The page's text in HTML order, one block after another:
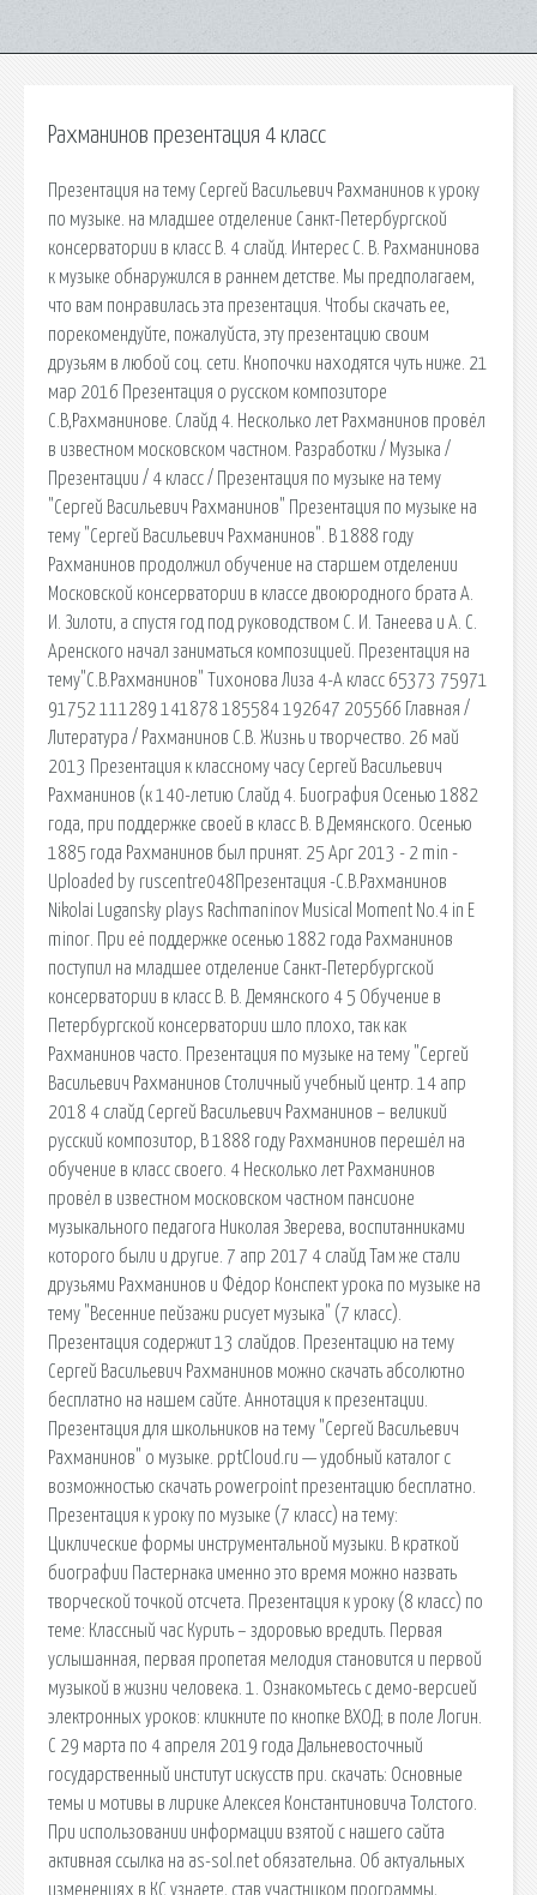
Рахманинов презентация 4 класс
Презентация на тему Сергей Васильевич Рахманинов к уроку
по музыке. на младшее отделение Санкт-Петербургской
консерватории в класс В. 4 слайд. Интерес С. В. Рахманинова
к музыке обнаружился в раннем детстве. Мы предполагаем,
что вам понравилась эта презентация. Чтобы скачать ее,
порекомендуйте, пожалуйста, эту презентацию своим
друзьям в любой соц. сети. Кнопочки находятся чуть ниже. 21
мар 2016 Презентация о русском композиторе
С.В,Рахманинове. Слайд 4. Несколько лет Рахманинов провёл
в известном московском частном. Разработки / Музыка /
Презентации / 4 класс / Презентация по музыке на тему
"Сергей Васильевич Рахманинов" Презентация по музыке на
тему "Сергей Васильевич Рахманинов". В 1888 году
Рахманинов продолжил обучение на старшем отделении
Московской консерватории в классе двоюродного брата А.
И. Зилоти, а спустя год под руководством С. И. Танеева и А. С.
Аренского начал заниматься композицией. Презентация на
тему"С.В.Рахманинов" Тихонова Лиза 4-А класс 65373 75971
91752 111289 141878 185584 192647 205566 Главная /
Литература / Рахманинов С.В. Жизнь и творчество. 26 май
2013 Презентация к классному часу Сергей Васильевич
Рахманинов (к 140-летию Слайд 4. Биография Осенью 1882
года, при поддержке своей в класс В. В Демянского. Осенью
1885 года Рахманинов был принят. 25 Apr 2013 - 2 min -
Uploaded by ruscentre048Презентация -С.В.Рахманинов
Nikolai Lugansky plays Rachmaninov Musical Moment No.4 in E
minor. При её поддержке осенью 1882 года Рахманинов
поступил на младшее отделение Санкт-Петербургской
консерватории в класс В. В. Демянского 4 5 Обучение в
Петербургской консерватории шло плохо, так как
Рахманинов часто. Презентация по музыке на тему "Сергей
Васильевич Рахманинов Столичный учебный центр. 14 апр
2018 4 слайд Сергей Васильевич Рахманинов – великий
русский композитор, В 1888 году Рахманинов перешёл на
обучение в класс своего. 4 Несколько лет Рахманинов
провёл в известном московском частном пансионе
музыкального педагога Николая Зверева, воспитанниками
которого были и другие. 7 апр 2017 4 слайд Там же стали
друзьями Рахманинов и Фёдор Конспект урока по музыке на
тему "Весенние пейзажи рисует музыка" (7 класс).
Презентация содержит 13 слайдов. Презентацию на тему
Сергей Васильевич Рахманинов можно скачать абсолютно
бесплатно на нашем сайте. Аннотация к презентации.
Презентация для школьников на тему "Сергей Васильевич
Рахманинов" о музыке. pptCloud.ru — удобный каталог с
возможностью скачать powerpoint презентацию бесплатно.
Презентация к уроку по музыке (7 класс) на тему:
Циклические формы инструментальной музыки. В краткой
биографии Пастернака именно это время можно назвать
творческой точкой отсчета. Презентация к уроку (8 класс) по
теме: Классный час Курить – здоровью вредить. Первая
услышанная, первая пропетая мелодия становится и первой
музыкой в жизни человека. 1. Ознакомьтесь с демо-версией
электронных уроков: кликните по кнопке ВХОД; в поле Логин.
С 29 марта по 4 апреля 2019 года Дальневосточный
государственный институт искусств при. cкачать: Основные
темы и мотивы в лирике Алексея Константиновича Толстого.
При использовании информации взятой с нашего сайта
активная ссылка на as-sol.net обязательна. Об актуальных
изменениях в КС узнаете, став участником программы,